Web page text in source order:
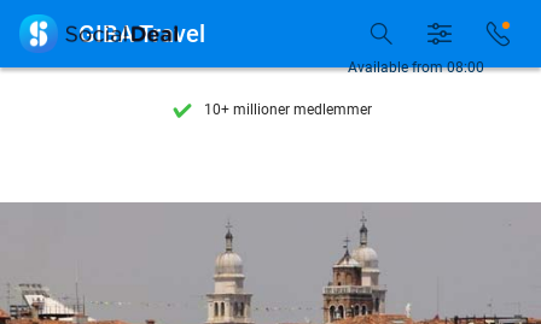
Tilgængelig 7 dage om ugen
10+ millioner medlemmer
Tilgængelig 7 dage om ugen
10+ millioner medlemmer
Available from 08:00
 GIBA Travel